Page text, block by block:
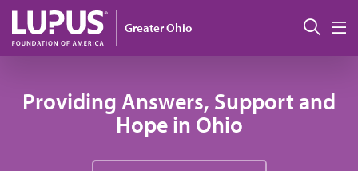
Pasar al contenido principal
Greater Ohio
Providing Answers, Support and
Hope in Ohio